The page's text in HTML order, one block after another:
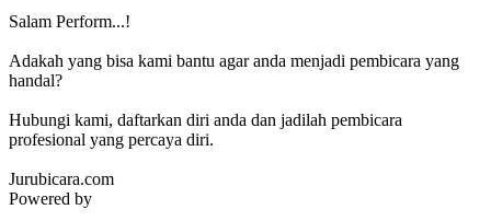
Salam Perform...!
Adakah yang bisa kami bantu agar anda menjadi pembicara yang
handal?
Hubungi kami, daftarkan diri anda dan jadilah pembicara
profesional yang percaya diri.
Jurubicara.com
Powered by